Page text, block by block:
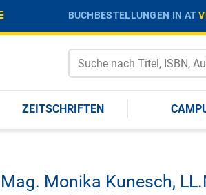
BUCHBESTELLUNGEN IN AT
ZEITSCHRIFTEN
Mag. Monika Kunesch,